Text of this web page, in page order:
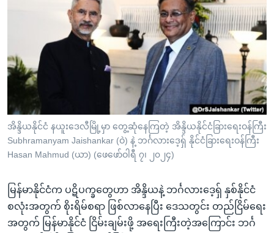
ညွန်း
စာမျက်နှာ
ကျော်
ကြည့်
ရန်
ရှာဖွေ
နေရာ
သို့
ကျော်
မကြေးမုံရဲ့ အင်္ဂလိပ်စာ
ရုပ်ရှင်ထဲက အင်္ဂလိပ်စာ
သုတပဒေသာ အင်္ဂလိပ်စာ
ရေဒီယိုနှင့်ရုပ်သံ အချက်အလက်များ
ရေဒီယို/တီဗွီအစီအစဉ်
Learning English
ဗွီအိုအေ လူမှုကွန်ယက်များ
ဘာသာစကားများ
အိန္ဒိယနိုင်ငံ နယူးဒေလီမြို့မှာ တွေ့ဆုံနေကြတဲ့ အိန္ဒိယနိုင်ငံခြားရေးဝန်ကြီး
Subhramanyam Jaishankar (ဝဲ) နဲ့ ဘင်္ဂလားဒေ့ရှ် နိုင်ငံခြားရေးဝန်ကြီး
Hasan Mahmud (ယာ) (ဖေဖော်ဝါရီ ၇၊ ၂၀၂၄)
မြန်မာနိုင်ငံက ပဋိပက္ခတွေဟာ အိန္ဒိယနဲ့ ဘင်္ဂလားဒေ့ရှ် နှစ်နိုင်ငံ
စလုံးအတွက် စိုးရိမ်စရာ ဖြစ်လာနေပြီး ဒေသတွင်း တည်ငြိမ်ရေး
အတွက် မြန်မာနိုင်ငံ ငြိမ်းချမ်းဖို့ အရေးကြီးတဲ့အကြောင်း ဘင်္ဂ